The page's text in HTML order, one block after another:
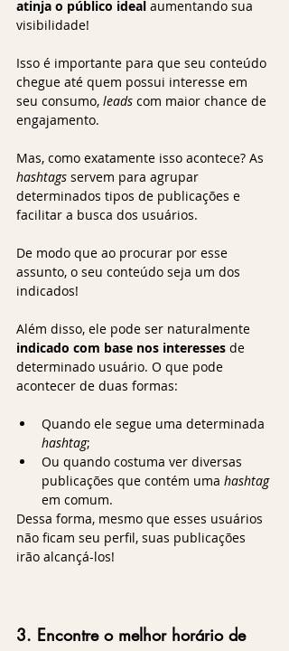
atinja o público ideal aumentando sua
visibilidade!
Isso é importante para que seu conteúdo
chegue até quem possui interesse em
seu consumo, leads com maior chance de
engajamento.
Mas, como exatamente isso acontece? As
hashtags servem para agrupar
determinados tipos de publicações e
facilitar a busca dos usuários.
De modo que ao procurar por esse
assunto, o seu conteúdo seja um dos
indicados!
Além disso, ele pode ser naturalmente
indicado com base nos interesses de
determinado usuário. O que pode
acontecer de duas formas:
Quando ele segue uma determinada
hashtag;
Ou quando costuma ver diversas
publicações que contém uma hashtag
em comum.
Dessa forma, mesmo que esses usuários
não ficam seu perfil, suas publicações
irão alcançá-los!
3. Encontre o melhor horário de